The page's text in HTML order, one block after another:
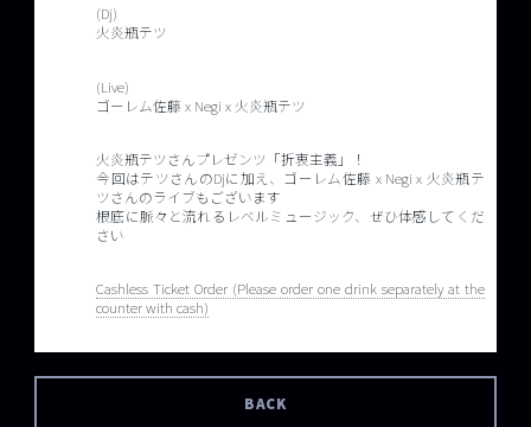
(Dj)
火炎瓶テツ
(Live)
ゴーレム佐藤 x Negi x 火炎瓶テツ
火炎瓶テツさんプレゼンツ「折衷主義」！
今回はテツさんのDjに加え、ゴーレム佐藤 x Negi x 火炎瓶テ
ツさんのライブもございます
根底に脈々と流れるレベルミュージック、ぜひ体感してくだ
さい
Cashless Ticket Order (Please order one drink separately at the
counter with cash)
BACK